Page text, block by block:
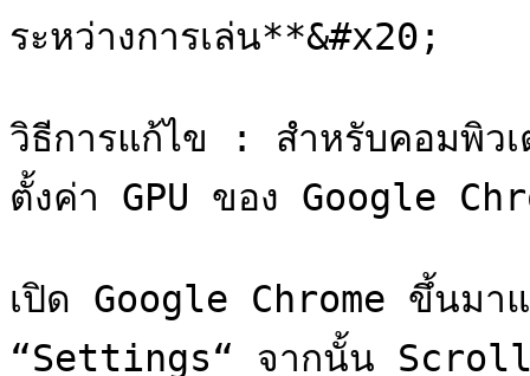
ระหว่างการเล่น**&#x20;
วิธีการแก้ไข : สำหรับคอมพิวเ
ตั้งค่า GPU ของ Google
เปิด Google Chrome ขึ้นมา
“Settings“ จากนั้น Scroll